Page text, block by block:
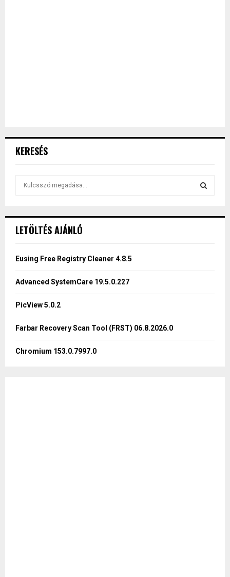
KERESÉS
h
o
LETÖLTÉS AJÁNLÓ
Eusing Free Registry Cleaner 4.8.5
Advanced SystemCare 19.5.0.227
PicView 5.0.2
Farbar Recovery Scan Tool (FRST) 06.8.2026.0
Chromium 153.0.7997.0